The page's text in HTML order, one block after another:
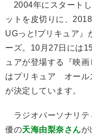
2004年にスタートし
ットを皮切りに、
UGっと!プリキュア』
ーズ。10月27日には
ュアが登場する『映
はプリキュア オール
が決定しています。
ラジオパーソナリテ
優の天海由梨奈さんが